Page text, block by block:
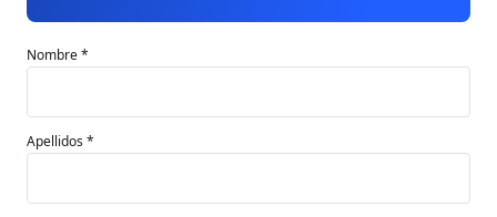
Nombre *
Apellidos *